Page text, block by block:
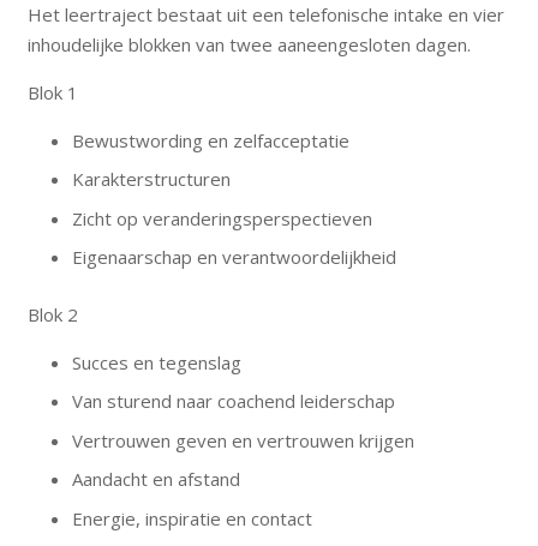
Het leertraject bestaat uit een telefonische intake en vier
inhoudelijke blokken van twee aaneengesloten dagen.
Blok 1
Bewustwording en zelfacceptatie
Karakterstructuren
Zicht op veranderingsperspectieven
Eigenaarschap en verantwoordelijkheid
Blok 2
Succes en tegenslag
Van sturend naar coachend leiderschap
Vertrouwen geven en vertrouwen krijgen
Aandacht en afstand
Energie, inspiratie en contact